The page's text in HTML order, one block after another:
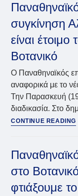
συγκίνηση
είναι
Βοτανικό
Ο Παναθηναϊκός
αναφορικά με το
Την Παρασκευή
διαδικασία. Στο
CONTINUE READING
η
στο
φτιάξουμε